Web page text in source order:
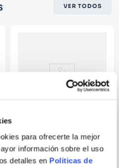
para ofrecerte la mejor
información sobre el uso
detalles en Politicas de
VER TODOS
VARIOS AUTORES